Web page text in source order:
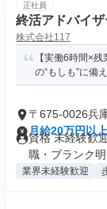
正社員
終活アドバイ
株式会社117
【実働6時間×
の“もしも”に備
〒675-0026兵
月給20万円以上
資格 未経験歓
職・ブランク明
業界未経験歓迎